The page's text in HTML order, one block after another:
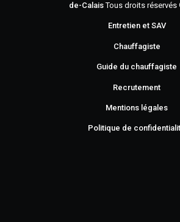
de-CalaisTous droits réservés
Entretien et SAV
Chauffagiste
Guide du chauffagiste
Recrutement
Mentions légales
Politique de